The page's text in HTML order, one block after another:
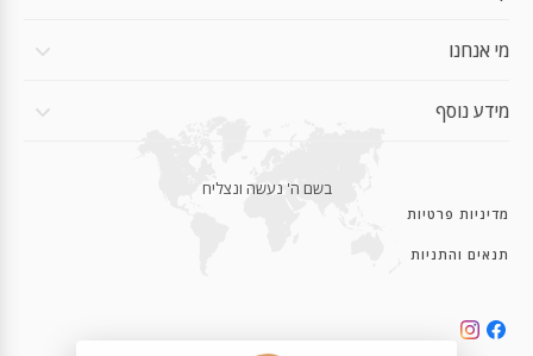
Apple iPhone 15 Pro
מי אנחנו
מידע נוסף
בשם ה' נעשה ונצליח
מדיניות פרטיות
תנאים והתניות